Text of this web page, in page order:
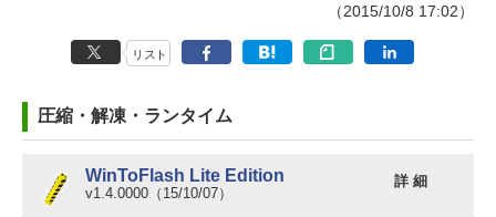
（2015/10/8 17:02）
リスト
圧縮・解凍・ランタイム
WinToFlash Lite Edition
v1.4.0000（15/10/07）
詳 細